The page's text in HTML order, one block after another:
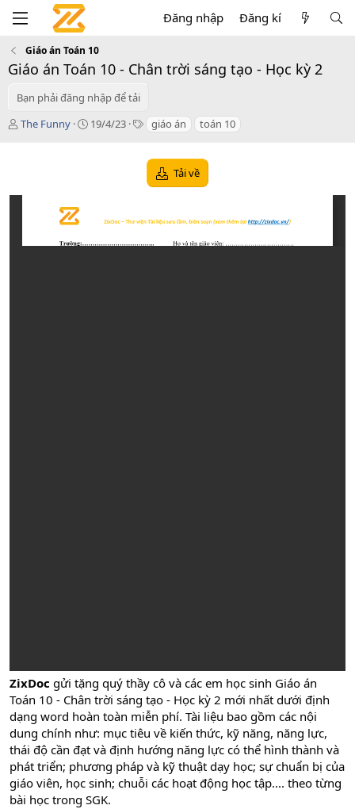
Đăng nhập Đăng kí
Giáo án Toán 10
Giáo án Toán 10 - Chân trời sáng tạo - Học kỳ 2
Bạn phải đăng nhập để tải
T
ả
The Funny
C19/4/23
T
s
giáo án toán 10
Tải về
ZixDoc gửi tặng quý thầy cô và các em học sinh Giáo án
Toán 10 - Chân trời sáng tạo - Học kỳ 2 mới nhất dưới định
dạng word hoàn toàn miễn phí. Tài liệu bao gồm các nội
dung chính như: mục tiêu về kiến thức, kỹ năng, năng lực,
thái độ cần đạt và định hướng năng lực có thể hình thành và
phát triển; phương pháp và kỹ thuật dạy học; sự chuẩn bị của
giáo viên, học sinh; chuỗi các hoạt động học tập.... theo từng
bài học trong SGK.